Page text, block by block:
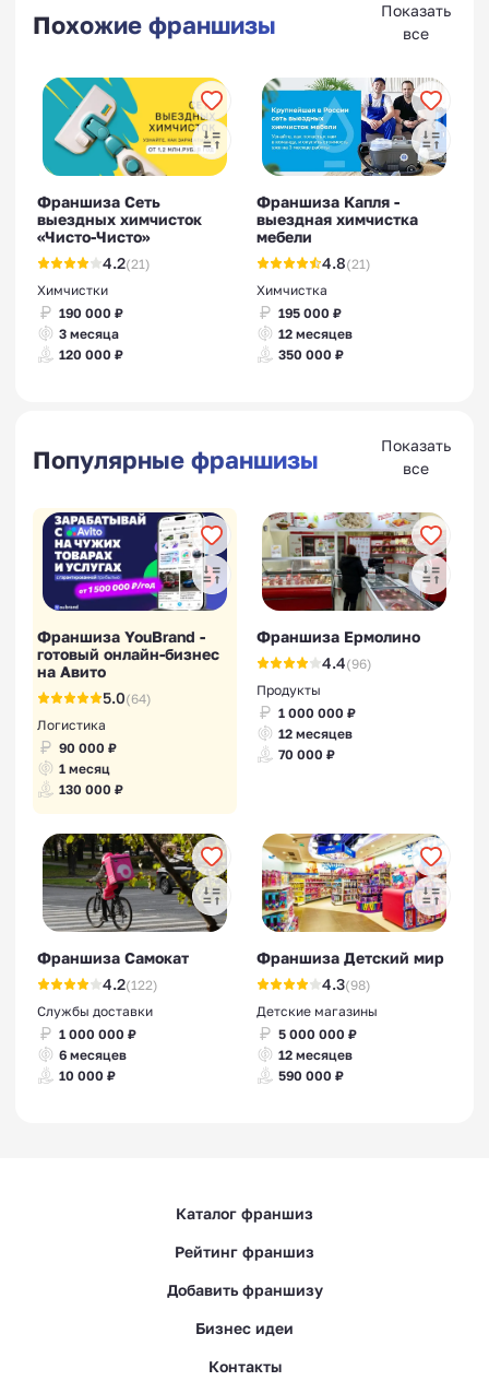
Похожие франшизы
Показать
все
Франшиза Сеть
выездных химчисток
«Чисто-Чисто»
4.2(21)
Химчистки
190 000 ₽
3 месяца
120 000 ₽
Франшиза Капля -
выездная химчистка
мебели
4.8(21)
Химчистка
195 000 ₽
12 месяцев
350 000 ₽
Популярные франшизы
Показать
все
Франшиза YouBrand -
готовый онлайн-бизнес
на Авито
5.0(64)
Логистика
90 000 ₽
1 месяц
130 000 ₽
Франшиза Ермолино
4.4(96)
Продукты
1 000 000 ₽
12 месяцев
70 000 ₽
Франшиза Самокат
4.2(122)
Службы доставки
1 000 000 ₽
6 месяцев
10 000 ₽
Франшиза Детский мир
4.3(98)
Детские магазины
5 000 000 ₽
12 месяцев
590 000 ₽
Каталог франшиз
Рейтинг франшиз
Добавить франшизу
Бизнес идеи
Контакты